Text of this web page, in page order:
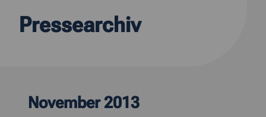
Pressearchiv
November 2013